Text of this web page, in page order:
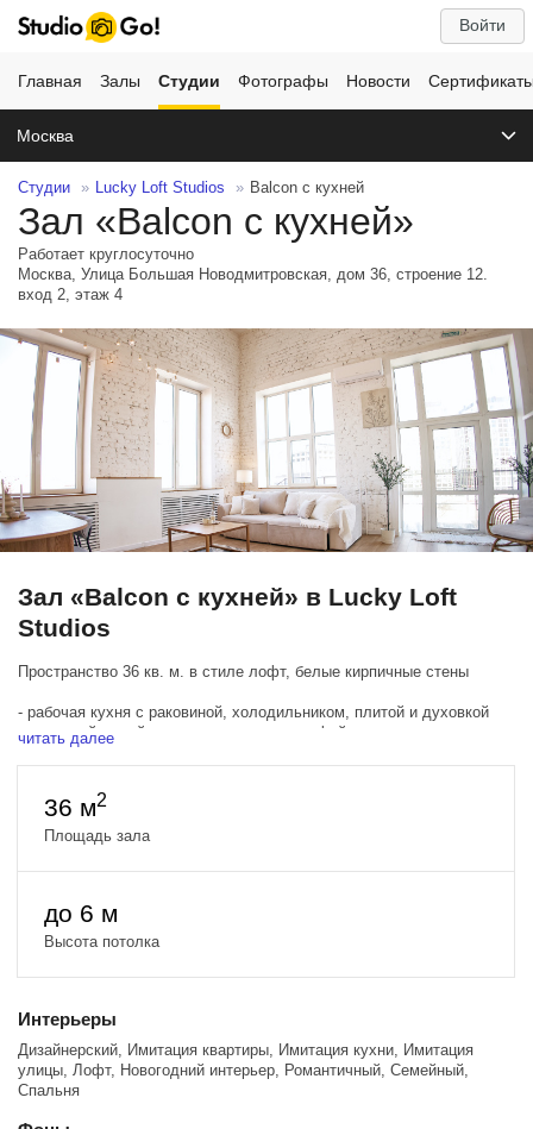
Войти
Главная Залы Студии Фотографы Новости
Москва
Студии Lucky Loft Studios Balcon с кухней
Зал «Balcon с кухней»
Работает круглосуточно
Москва, Улица Большая Новодмитровская, дом 36, строение 12.
вход 2, этаж 4
Зал «Balcon с кухней» в Lucky Loft
Studios
Пространство 36 кв. м. в стиле лофт, белые кирпичные стены
- рабочая кухня с раковиной, холодильником, плитой и духовкой
- стильный серый диван с подушками, кофейным столиком и
бежевым ковром
- белый стеллаж с посудой и диско-шаром
- отдельный выход на пожарную лестницу/на улицу
читать далее
36 м2
Площадь зала
до 6 м
Высота потолка
Интерьеры
Дизайнерский, Имитация квартиры, Имитация кухни, Имитация
улицы, Лофт, Новогодний интерьер, Романтичный, Семейный,
Спальня